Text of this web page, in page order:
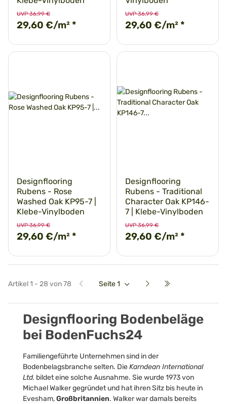
UVP 36,99 €
29,60 €/m² *
UVP 36,99 €
29,60 €/m² *
Designflooring
Rubens - Rose
Washed Oak KP95-7 |
Klebe-Vinylboden
UVP 36,99 €
29,60 €/m² *
Designflooring
Rubens - Traditional
Character Oak KP146-
7 | Klebe-Vinylboden
UVP 36,99 €
29,60 €/m² *
Artikel 1 - 28 von 78 Seite1
Designflooring Bodenbeläge
bei BodenFuchs24
Familiengeführte Unternehmen sind in der
Bodenbelagsbranche selten. DieKarndean International
Ltd. bildet eine solche Ausnahme. Sie wurde 1973 von
Michael Walker gegründet und hat ihren Sitz bis heute in
Evesham,Großbritannien. Walker war damals bereits